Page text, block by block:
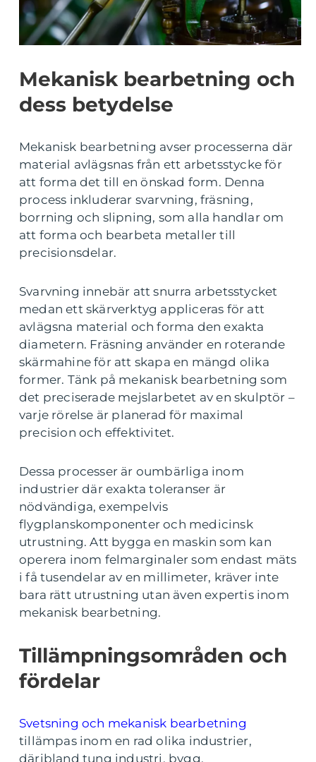
Mekanisk bearbetning och
dess betydelse
Mekanisk bearbetning avser processerna där
material avlägsnas från ett arbetsstycke för
att forma det till en önskad form. Denna
process inkluderar svarvning, fräsning,
borrning och slipning, som alla handlar om
att forma och bearbeta metaller till
precisionsdelar.
Svarvning innebär att snurra arbetsstycket
medan ett skärverktyg appliceras för att
avlägsna material och forma den exakta
diametern. Fräsning använder en roterande
skärmahine för att skapa en mängd olika
former. Tänk på mekanisk bearbetning som
det preciserade mejslarbetet av en skulptör –
varje rörelse är planerad för maximal
precision och effektivitet.
Dessa processer är oumbärliga inom
industrier där exakta toleranser är
nödvändiga, exempelvis
flygplanskomponenter och medicinsk
utrustning. Att bygga en maskin som kan
operera inom felmarginaler som endast mäts
i få tusendelar av en millimeter, kräver inte
bara rätt utrustning utan även expertis inom
mekanisk bearbetning.
Tillämpningsområden och
fördelar
Svetsning och mekanisk bearbetning
tillämpas inom en rad olika industrier,
däribland tung industri, bygg,